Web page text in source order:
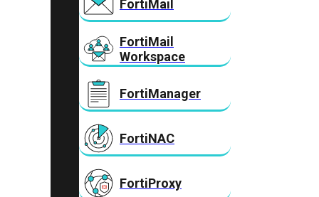
FortiMail
FortiMail
Workspace
FortiManager
FortiNAC
FortiProxy